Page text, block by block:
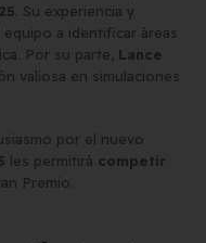
. Su experiencia y
a identificar áreas
Por su parte, Lance
valiosa en simulaciones
por el nuevo
les permitirá competir
Premio.